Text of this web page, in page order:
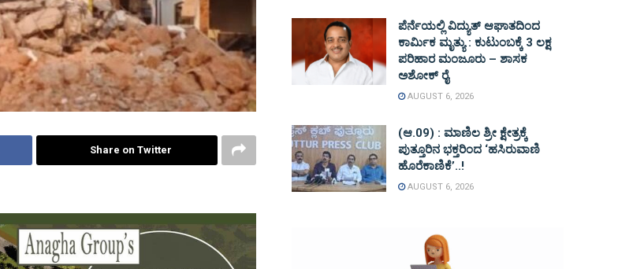
Share on Twitter
ಪೆರ್ನೆಯಲ್ಲಿ ವಿದ್ಯುತ್ ಆಘಾತದಿಂದ
ಕಾರ್ಮಿಕ ಮೃತ್ಯು : ಕುಟುಂಬಕ್ಕೆ 3 ಲಕ್ಷ
ಪರಿಹಾರ ಮಂಜೂರು – ಶಾಸಕ
ಅಶೋಕ್ ರೈ
AUGUST 6, 2026
(ಆ.09) : ಮಾಣಿಲ ಶ್ರೀ ಕ್ಷೇತ್ರಕ್ಕೆ
ಪುತ್ತೂರಿನ ಭಕ್ತರಿಂದ ‘ಹಸಿರುವಾಣಿ
ಹೊರೆಕಾಣಿಕೆ’..!
AUGUST 6, 2026